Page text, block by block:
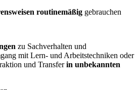
routinemäßig gebrauchen
zu Sachverhalten und
mit Lern- und Arbeitstechniken oder
und Transferin unbekannten